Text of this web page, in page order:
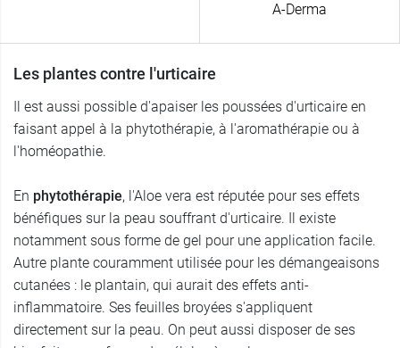
A-Derma
Les plantes contre l'urticaire
Il est aussi possible d'apaiser les poussées d'urticaire en
faisant appel à la phytothérapie, à l'aromathérapie ou à
l'homéopathie.
En phytothérapie, l'Aloe vera est réputée pour ses effets
bénéfiques sur la peau souffrant d'urticaire. Il existe
notamment sous forme de gel pour une application facile.
Autre plante couramment utilisée pour les démangeaisons
cutanées : le plantain, qui aurait des effets anti-
inflammatoire. Ses feuilles broyées s'appliquent
directement sur la peau. On peut aussi disposer de ses